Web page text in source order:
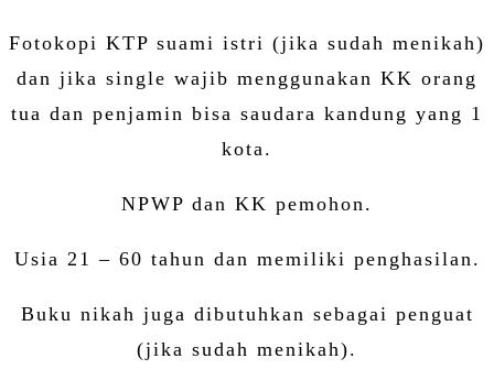
Fotokopi KTP suami istri (jika sudah menikah)
dan jika single wajib menggunakan KK orang
tua dan penjamin bisa saudara kandung yang 1
kota.
NPWP dan KK pemohon.
Usia 21 – 60 tahun dan memiliki penghasilan.
Buku nikah juga dibutuhkan sebagai penguat
(jika sudah menikah).